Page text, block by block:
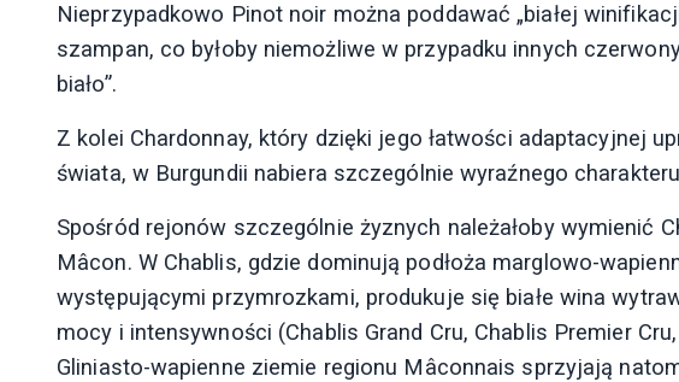
Nieprzypadkowo Pinot noir można poddawać „białej
szampan, co byłoby niemożliwe w przypadku innych
biało”.
Z kolei Chardonnay, który dzięki jego łatwości adaptacyjnej
świata, w Burgundii nabiera szczególnie wyraźnego
Spośród rejonów szczególnie żyznych należałoby wymienić
Mâcon. W Chablis, gdzie dominują podłoża marglowo-
występującymi przymrozkami, produkuje się białe wina
mocy i intensywności (Chablis Grand Cru, Chablis Premier
Gliniasto-wapienne ziemie regionu Mâconnais sprzyjają